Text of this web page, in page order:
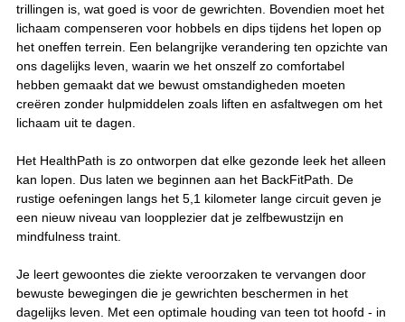
trillingen is, wat goed is voor de gewrichten. Bovendien moet het
lichaam compenseren voor hobbels en dips tijdens het lopen op
het oneffen terrein. Een belangrijke verandering ten opzichte van
ons dagelijks leven, waarin we het onszelf zo comfortabel
hebben gemaakt dat we bewust omstandigheden moeten
creëren zonder hulpmiddelen zoals liften en asfaltwegen om het
lichaam uit te dagen.
Het HealthPath is zo ontworpen dat elke gezonde leek het alleen
kan lopen. Dus laten we beginnen aan het BackFitPath. De
rustige oefeningen langs het 5,1 kilometer lange circuit geven je
een nieuw niveau van loopplezier dat je zelfbewustzijn en
mindfulness traint.
Je leert gewoontes die ziekte veroorzaken te vervangen door
bewuste bewegingen die je gewrichten beschermen in het
dagelijks leven. Met een optimale houding van teen tot hoofd - in